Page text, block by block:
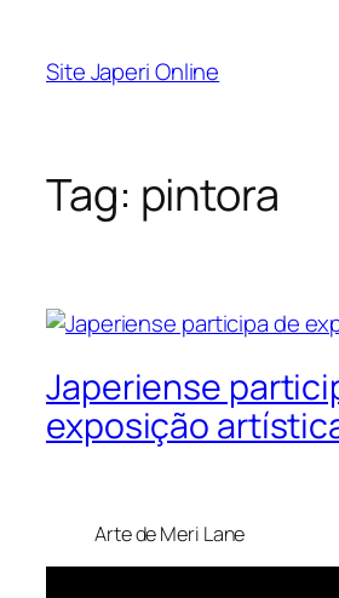
Site Japeri Online
Tag: pintora
Japeriense
exposição
Arte de Meri Lane